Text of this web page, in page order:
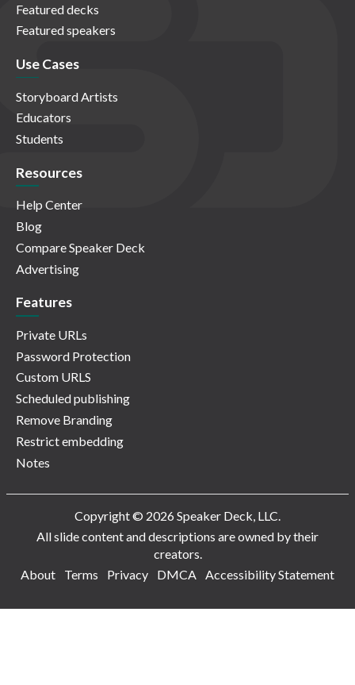
Featured decks
Featured speakers
Use Cases
Storyboard Artists
Educators
Students
Resources
Help Center
Blog
Compare Speaker Deck
Advertising
Features
Private URLs
Password Protection
Custom URLS
Scheduled publishing
Remove Branding
Restrict embedding
Notes
Copyright © 2026 Speaker Deck, LLC.
All slide content and descriptions are owned by their
creators.
About
Terms Privacy DMCA Accessibility Statement